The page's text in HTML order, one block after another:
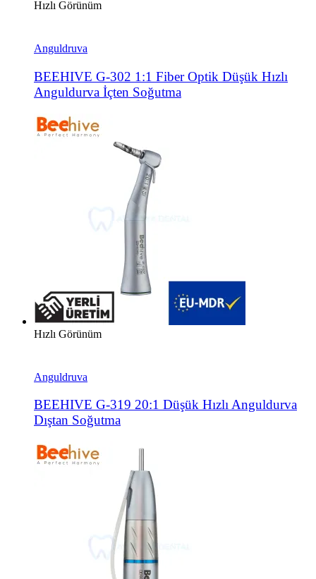
Hızlı Görünüm
Anguldruva
BEEHIVE G-302 1:1 Fiber Optik Düşük Hızlı
Anguldurva İçten Soğutma
Hızlı Görünüm
Anguldruva
BEEHIVE G-319 20:1 Düşük Hızlı Anguldurva
Dıştan Soğutma